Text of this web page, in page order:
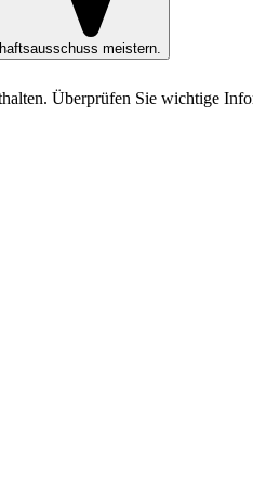
meistern.
Überprüfen Sie wichtige